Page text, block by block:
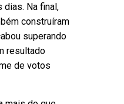
Na final,
construíram
superando
resultado
de votos